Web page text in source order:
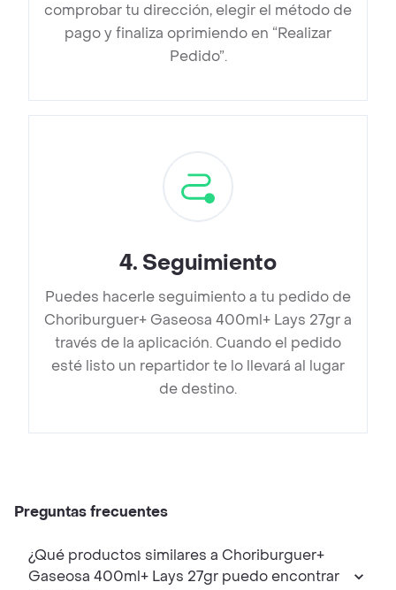
comprobar tu dirección, elegir el método de
pago y finaliza oprimiendo en “Realizar
Pedido”.
4. Seguimiento
Puedes hacerle seguimiento a tu pedido de
Choriburguer+ Gaseosa 400ml+ Lays 27gr a
través de la aplicación. Cuando el pedido
esté listo un repartidor te lo llevará al lugar
de destino.
Preguntas frecuentes
¿Qué productos similares a Choriburguer+
Gaseosa 400ml+ Lays 27gr puedo encontrar